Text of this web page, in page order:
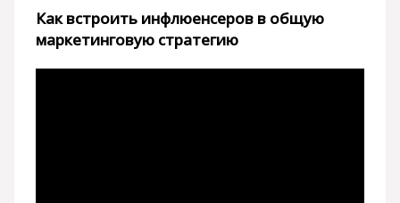
Как встроить инфлюенсеров в общую
маркетинговую стратегию